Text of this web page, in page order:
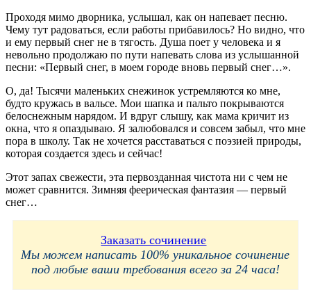
Проходя мимо дворника, услышал, как он напевает песню.
Чему тут радоваться, если работы прибавилось? Но видно, что
и ему первый снег не в тягость. Душа поет у человека и я
невольно продолжаю по пути напевать слова из услышанной
песни: «Первый снег, в моем городе вновь первый снег…».
О, да! Тысячи маленьких снежинок устремляются ко мне,
будто кружась в вальсе. Мои шапка и пальто покрываются
белоснежным нарядом. И вдруг слышу, как мама кричит из
окна, что я опаздываю. Я залюбовался и совсем забыл, что мне
пора в школу. Так не хочется расставаться с поэзией природы,
которая создается здесь и сейчас!
Этот запах свежести, эта первозданная чистота ни с чем не
может сравнится. Зимняя феерическая фантазия — первый
снег…
Заказать сочинение
Мы можем написать 100% уникальное сочинение
под любые ваши требования всего за 24 часа!